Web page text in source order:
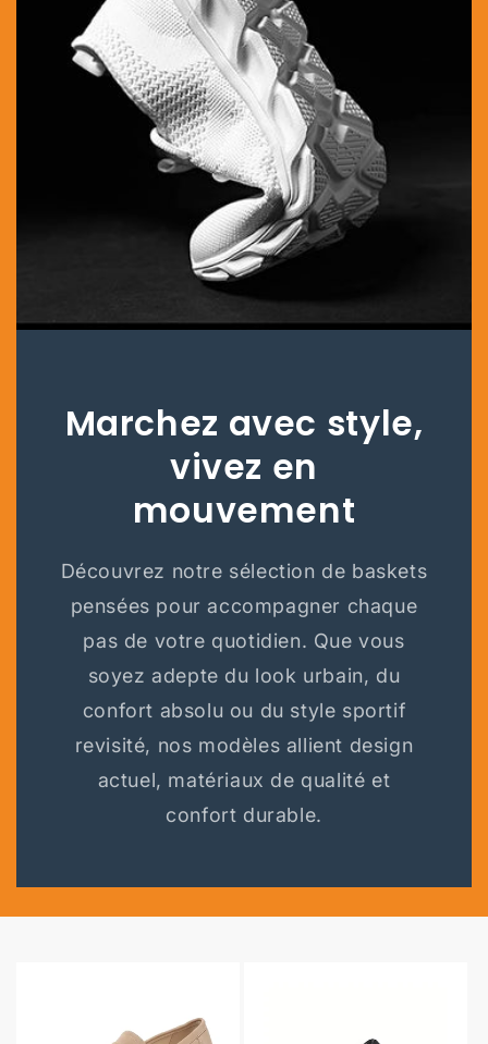
Marchez avec style,
vivez en
mouvement
Découvrez notre sélection de baskets
pensées pour accompagner chaque
pas de votre quotidien. Que vous
soyez adepte du look urbain, du
confort absolu ou du style sportif
revisité, nos modèles allient design
actuel, matériaux de qualité et
confort durable.